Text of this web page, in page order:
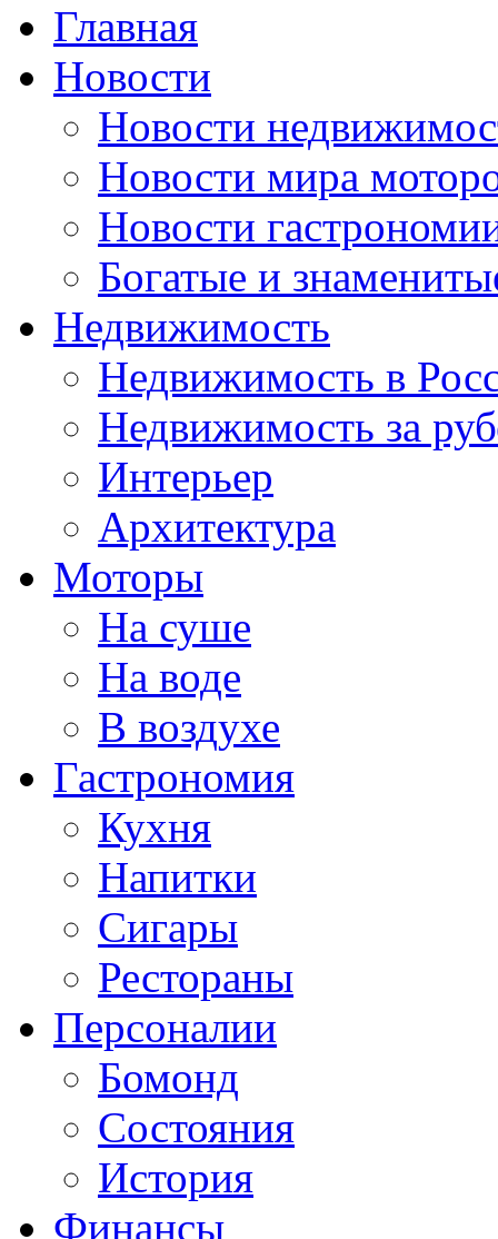
Главная
Новости
Новости
Новости мира
Новости
Богатые и
Недвижимость
Недвижимость в
Недвижимость за
Интерьер
Архитектура
Моторы
На суше
На воде
В воздухе
Гастрономия
Кухня
Напитки
Сигары
Рестораны
Персоналии
Бомонд
Состояния
История
Финансы